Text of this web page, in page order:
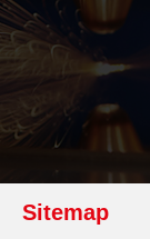
Sitemap